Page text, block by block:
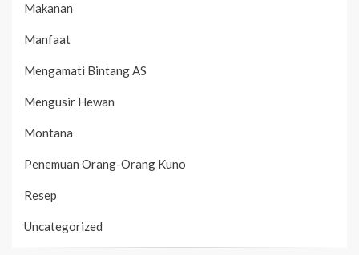
Makanan
Manfaat
Mengamati Bintang AS
Mengusir Hewan
Montana
Penemuan Orang-Orang Kuno
Resep
Uncategorized